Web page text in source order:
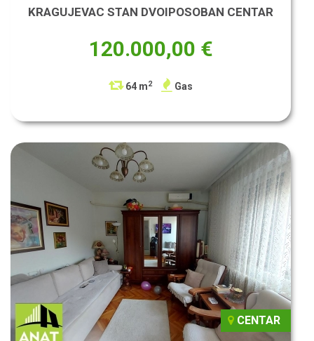
KRAGUJEVAC STAN DVOIPOSOBAN CENTAR
120.000,00 €
64 m2 Gas
CENTAR